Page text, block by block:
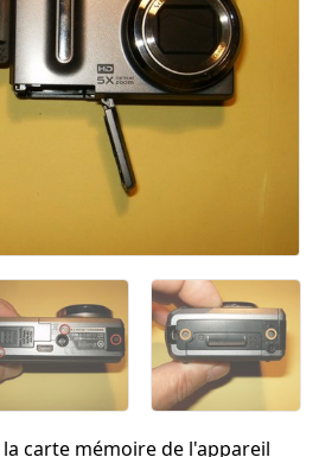
carte mémoire de l'appareil